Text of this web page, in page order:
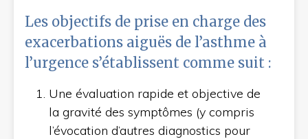
Les objectifs de prise en charge des
exacerbations aiguës de l’asthme à
l’urgence s’établissent comme suit :
Une évaluation rapide et objective de
la gravité des symptômes (y compris
l’évocation d’autres diagnostics pour